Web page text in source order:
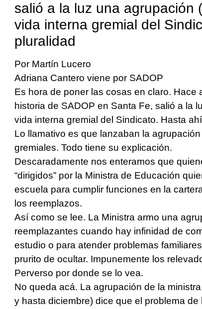
salió a la luz una agrupación
vida interna gremial del
pluralidad
Por Martín Lucero
Adriana Cantero viene por SADOP
Es hora de poner las cosas en claro.
historia de SADOP en Santa Fe, salió a la
vida interna gremial del Sindicato. Hasta
Lo llamativo es que lanzaban la
gremiales. Todo tiene su explicación.
Descaradamente nos enteramos que
“dirigidos” por la Ministra de Educación
escuela para cumplir funciones en la
los reemplazos.
Así como se lee. La Ministra armo una
reemplazantes cuando hay infinidad de
estudio o para atender problemas
prurito de ocultar. Impunemente los
Perverso por donde se lo vea.
No queda acá. La agrupación de la
y hasta diciembre) dice que el problema